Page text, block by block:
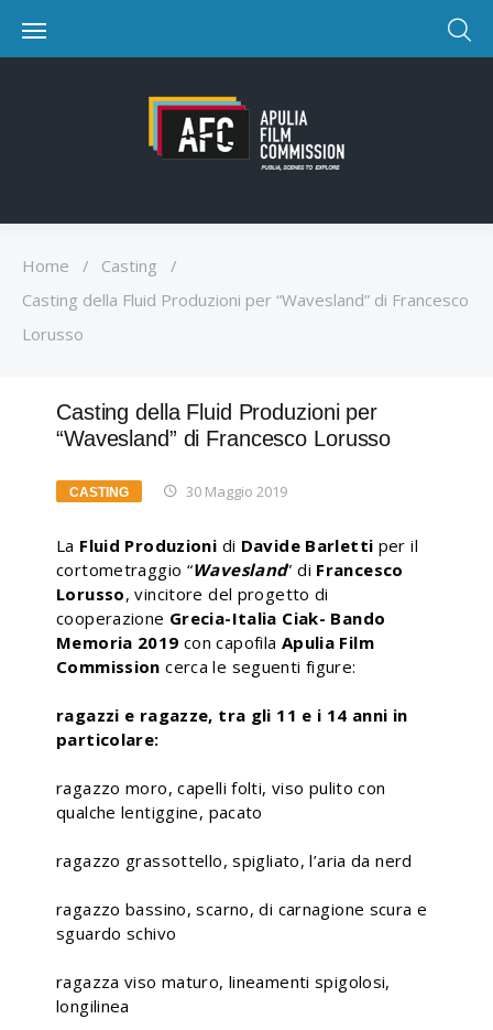
Home / Casting
/
Casting della Fluid Produzioni per “Wavesland” di Francesco
Lorusso
Casting della Fluid Produzioni per
“Wavesland” di Francesco Lorusso
CASTING 30 Maggio 2019
La Fluid Produzioni di Davide Barletti per il
cortometraggio “Wavesland” di Francesco
Lorusso, vincitore del progetto di
cooperazione Grecia-Italia Ciak- Bando
Memoria 2019 con capofila Apulia Film
Commission cerca le seguenti figure:
ragazzi e ragazze, tra gli 11 e i 14 anni in
particolare:
ragazzo moro, capelli folti, viso pulito con
qualche lentiggine, pacato
ragazzo grassottello, spigliato, l’aria da nerd
ragazzo bassino, scarno, di carnagione scura e
sguardo schivo
ragazza viso maturo, lineamenti spigolosi,
longilinea